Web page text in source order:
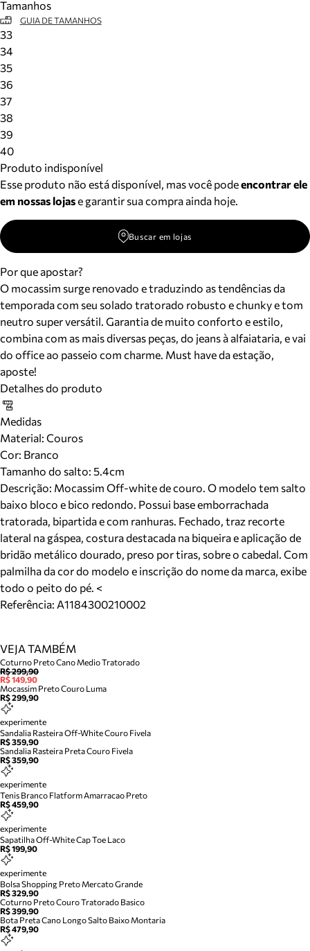
Tamanhos
GUIA DE TAMANHOS
33
34
35
36
37
38
39
40
Produto indisponível
Esse produto não está disponível, mas você podeencontrar ele
em nossas lojase garantir sua compra ainda hoje.
Buscar em lojas
Por que apostar?
O mocassim surge renovado e traduzindo as tendências da
temporada com seu solado tratorado robusto e chunky e tom
neutro super versátil. Garantia de muito conforto e estilo,
combina com as mais diversas peças, do jeans à alfaiataria, e vai
do office ao passeio com charme. Must have da estação,
aposte!
Detalhes do produto
Medidas
Material: Couros
Cor: Branco
Tamanho do salto: 5.4cm
Descrição: Mocassim Off-white de couro. O modelo tem salto
baixo bloco e bico redondo. Possui base emborrachada
tratorada, bipartida e com ranhuras. Fechado, traz recorte
lateral na gáspea, costura destacada na biqueira e aplicação de
bridão metálico dourado, preso por tiras, sobre o cabedal. Com
palmilha da cor do modelo e inscrição do nome da marca, exibe
todo o peito do pé. <
Referência: A1184300210002
VEJA TAMBÉM
Coturno Preto Cano Medio Tratorado
R$ 299,90
R$ 149,90
Mocassim Preto Couro Luma
R$ 299,90
experimente
Sandalia Rasteira Off-White Couro Fivela
R$ 359,90
Sandalia Rasteira Preta Couro Fivela
R$ 359,90
experimente
Tenis Branco Flatform Amarracao Preto
R$ 459,90
experimente
Sapatilha Off-White Cap Toe Laco
R$ 199,90
experimente
Bolsa Shopping Preto Mercato Grande
R$ 329,90
Coturno Preto Couro Tratorado Basico
R$ 399,90
Bota Preta Cano Longo Salto Baixo Montaria
R$ 479,90